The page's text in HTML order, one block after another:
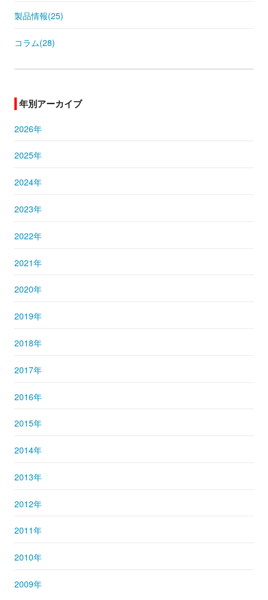
製品情報(25)
コラム(28)
年別アーカイブ
2026年
2025年
2024年
2023年
2022年
2021年
2020年
2019年
2018年
2017年
2016年
2015年
2014年
2013年
2012年
2011年
2010年
2009年